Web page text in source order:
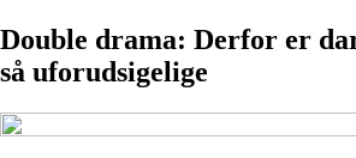
Double drama: Derfor er
så uforudsigelige